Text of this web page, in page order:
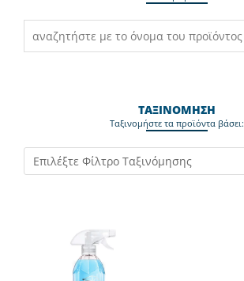
ΤΑΞΙΝΟΜΗΣΗ
Ταξινομήστε τα προϊόντα βάσει: